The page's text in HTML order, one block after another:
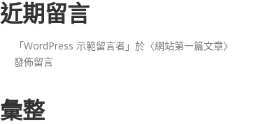
近期留言
「WordPress 示範留言者 」於〈網站第一篇文章〉
發佈留言
彙整